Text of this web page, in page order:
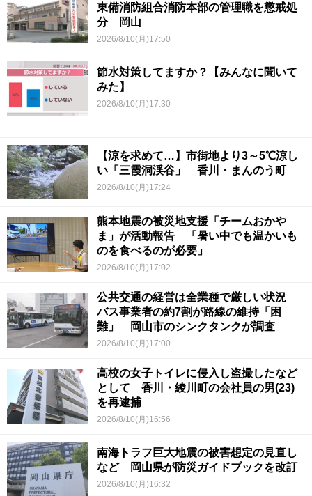
東備消防組合消防本部の管理職を懲戒処
分 岡山
2026/8/10(月)17:50
節水対策してますか？【みんなに聞いて
みた】
2026/8/10(月)17:30
【涼を求めて…】市街地より3～5℃涼し
い「三霞洞渓谷」 香川・まんのう町
2026/8/10(月)17:24
熊本地震の被災地支援「チームおかや
ま」が活動報告 「暑い中でも温かいも
のを食べるのが必要」
2026/8/10(月)17:02
公共交通の経営は全業種で厳しい状況
バス事業者の約7割が路線の維持「困
難」 岡山市のシンクタンクが調査
2026/8/10(月)17:00
高校の女子トイレに侵入し盗撮したなど
として 香川・綾川町の会社員の男(23)
を再逮捕
2026/8/10(月)16:56
南海トラフ巨大地震の被害想定の見直し
など 岡山県が防災ガイドブックを改訂
2026/8/10(月)16:32